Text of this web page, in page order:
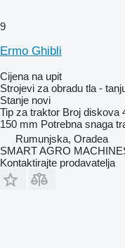
9
Ermo Ghibli
Cijena na upit
Strojevi za obradu tla -
Stanje novi
Tip za traktor Broj diskova
150 mm Potrebna snaga
Rumunjska, Oradea
SMART AGRO
Kontaktirajte prodavatelja